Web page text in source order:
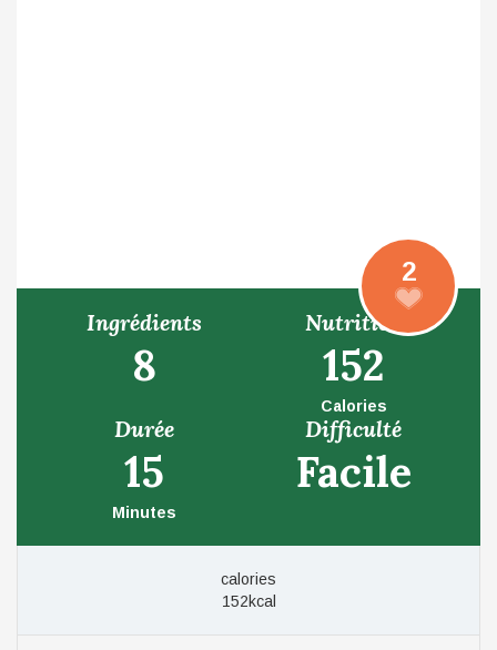
2
Ingrédients
8
Nutrition
152
Calories
Durée
15
Minutes
Difficulté
Facile
calories
152kcal